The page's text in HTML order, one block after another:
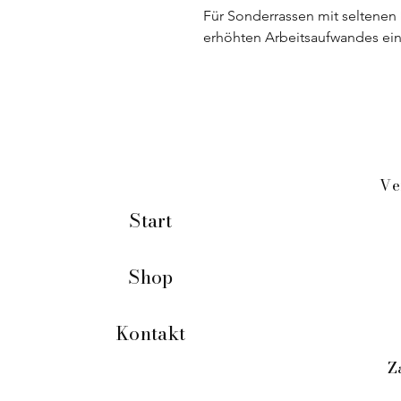
Für Sonderrassen mit
erhöhten Arbeitsaufwandes
Start
Shop
Kontakt